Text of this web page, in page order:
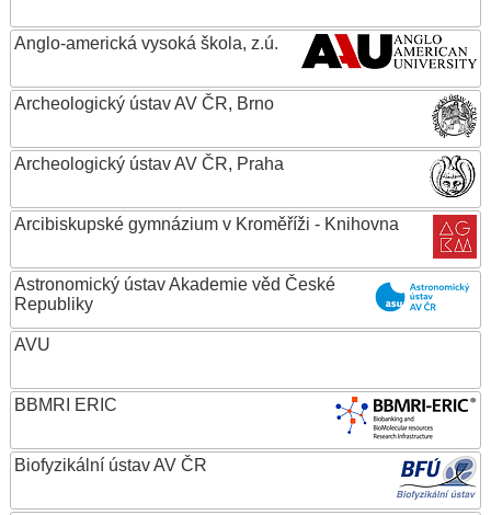
Anglo-americká vysoká škola, z.ú.
Archeologický ústav AV ČR, Brno
Archeologický ústav AV ČR, Praha
Arcibiskupské gymnázium v Kroměříži - Knihovna
Astronomický ústav Akademie věd České
Republiky
AVU
BBMRI ERIC
Biofyzikální ústav AV ČR